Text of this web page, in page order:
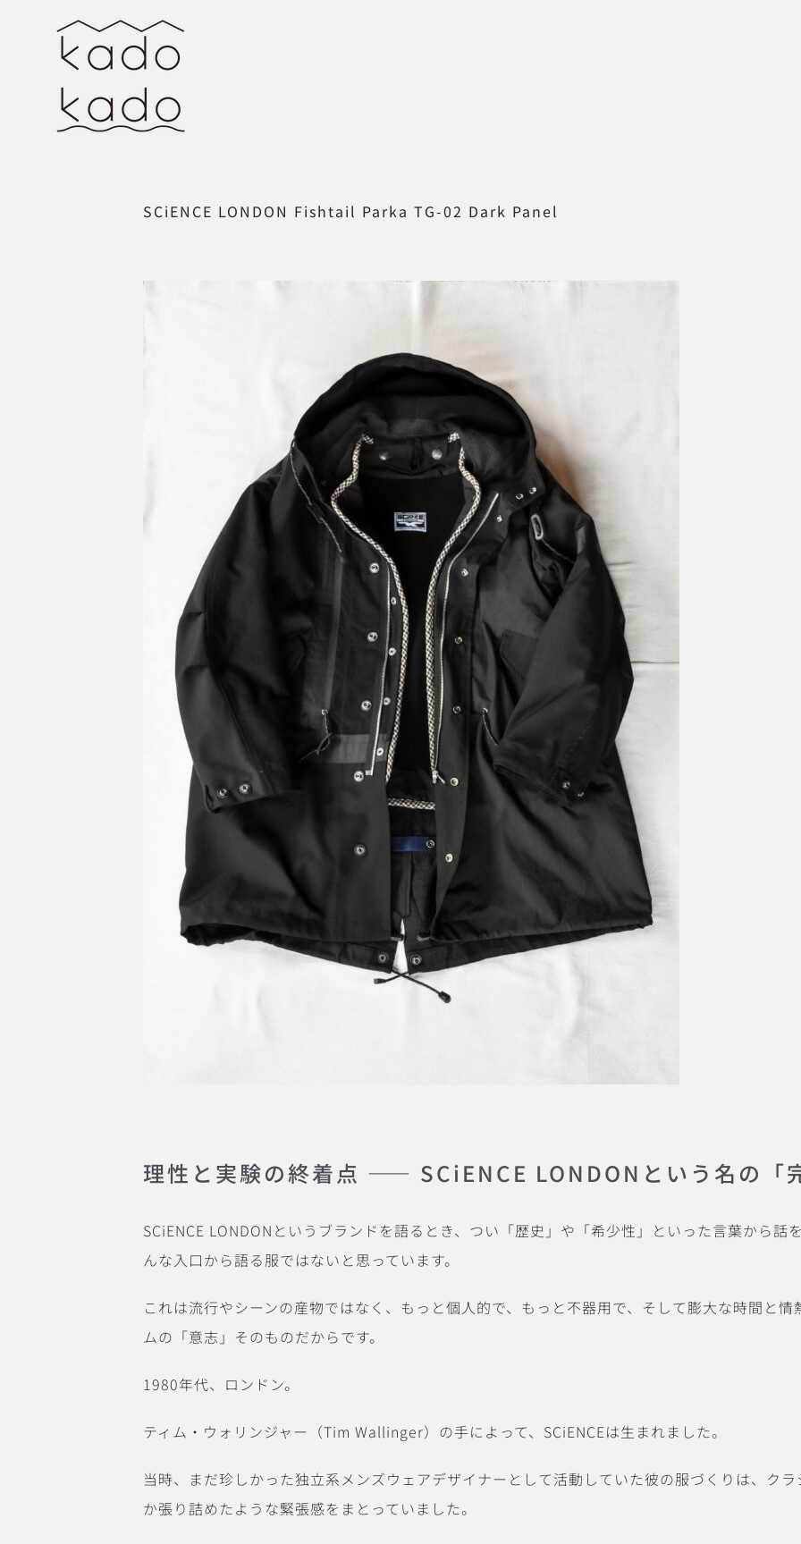
SCiENCE LONDON Fishtail Parka TG-02 Dark Panel
理性と実験の終着点 —— SCiENCE LONDONという名の「
SCiENCE LONDONというブランドを語るとき、つい「歴史」や「希少性」といった言葉から話
んな入口から語る服ではないと思っています。
これは流行やシーンの産物ではなく、もっと個人的で、もっと不器用で、そして膨大な時間と
ムの「意志」そのものだからです。
1980年代、ロンドン。
ティム・ウォリンジャー（Tim Wallinger）の手によって、SCiENCEは生まれました。
当時、まだ珍しかった独立系メンズウェアデザイナーとして活動していた彼の服づくりは、ク
か張り詰めたような緊張感をまとっていました。